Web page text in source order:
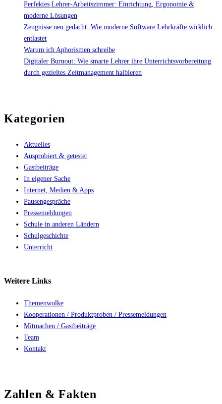
Perfektes Lehrer-Arbeitszimmer: Einrichtung, Ergonomie &
moderne Lösungen
Zeugnisse neu gedacht: Wie moderne Software Lehrkräfte wirklich
entlastet
Warum ich Aphorismen schreibe
Digitaler Burnout: Wie smarte Lehrer ihre Unterrichtsvorbereitung
durch gezieltes Zeitmanagement halbieren
Kategorien
Aktuelles
Ausprobiert & getestet
Gastbeiträge
In eigener Sache
Internet, Medien & Apps
Pausengespräche
Pressemeldungen
Schule in anderen Ländern
Schulgeschichte
Unterricht
Weitere Links
Themenwolke
Kooperationen / Produktproben / Pressemeldungen
Mitmachen / Gastbeiträge
Team
Kontakt
Zahlen & Fakten